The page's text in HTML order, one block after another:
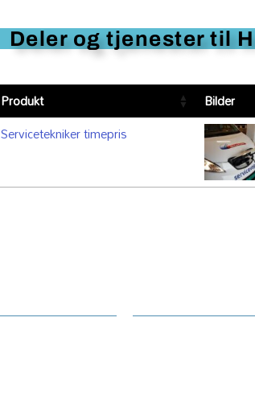
Deler og tjenester til
Produkt Bilder
Servicetekniker timepris